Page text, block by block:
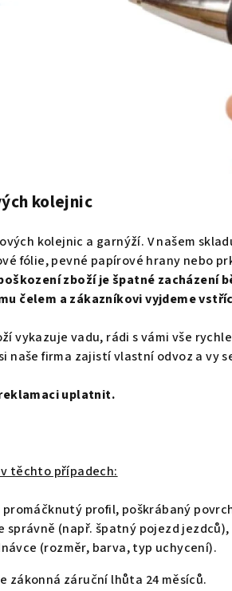
kolejnic
kolejnic a garnýží. V našem
fólie, pevné papírové hrany nebo
zboží je špatné zacházení
čelem a zákazníkovi vyjdeme
vykazuje vadu, rádi s vámi vše
naše firma zajistí vlastní odvoz a vy
uplatnit.
těchto případech:
profil, poškrábaný
(např. špatný pojezd jezdců),
(rozměr, barva, typ uchycení).
zákonná záruční lhůta 24 měsíců.